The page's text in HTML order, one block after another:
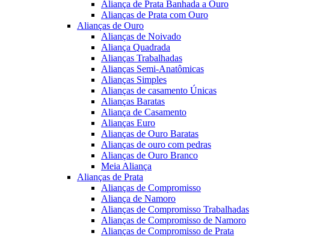
Aliança de Prata Banhada a Ouro
Alianças de Prata com Ouro
Alianças de Ouro
Alianças de Noivado
Aliança Quadrada
Alianças Trabalhadas
Alianças Semi-Anatômicas
Alianças Simples
Alianças de casamento Únicas
Alianças Baratas
Aliança de Casamento
Alianças Euro
Alianças de Ouro Baratas
Alianças de ouro com pedras
Alianças de Ouro Branco
Meia Aliança
Alianças de Prata
Alianças de Compromisso
Aliança de Namoro
Alianças de Compromisso Trabalhadas
Alianças de Compromisso de Namoro
Alianças de Compromisso de Prata